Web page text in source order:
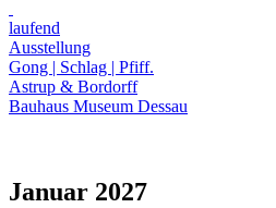
laufend
Ausstellung
Gong | Schlag | Pfiff.
Astrup & Bordorff
Bauhaus Museum Dessau
Januar 2027